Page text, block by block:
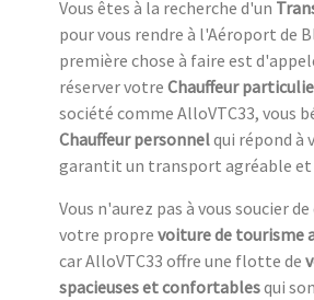
Vous êtes à la recherche d'un
pour vous rendre à l'Aéroport de
première chose à faire est
réserver votre Chauffeur
société comme AlloVTC33, vous
Chauffeur personnelqui répond à
garantit un transport agréable et
Vous n'aurez pas à vous soucier
votre propre voiture de tourisme
car AlloVTC33 offre une flotte de
spacieuses et confortablesqui